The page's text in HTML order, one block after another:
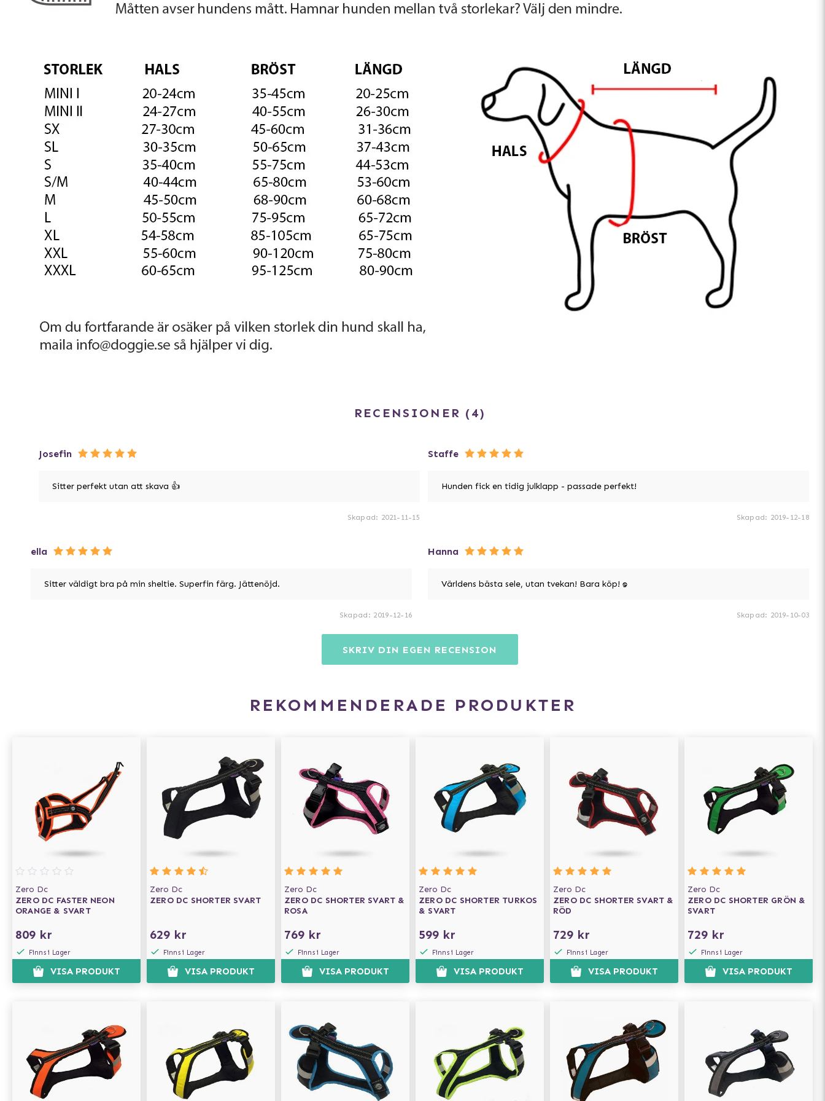
RECENSIONER 4
Josefin
Sitter perfekt utan att skava 👍
Skapad: 2021-11-15
Staffe
Hunden fick en tidig julklapp - passade perfekt!
Skapad: 2019-12-18
ella
Sitter väldigt bra på min sheltie. Superfin färg. Jättenöjd.
Skapad : 2019-12-16
Hanna
Världens bästa sele, utan tvekan! Bara köp! :D
Skapad: 2019-10-03
SKRIV DIN EGEN RECENSION
REKOMMENDERADE PRODUKTER
Zero Dc
ZERO DC FASTER NEON
ORANGE & SVART
809 kr
Finns i Lager
VISA PRODUKT
Zero Dc
ZERO DC SHORTER SVART
629 kr
Finns i Lager
VISA PRODUKT
Zero Dc
ZERO DC SHORTER SVART &
ROSA
769 kr
Finns i Lager
VISA PRODUKT
Zero Dc
ZERO DC SHORTER TURKOS
& SVART
599 kr
Finns i Lager
VISA PRODUKT
Zero Dc
ZERO DC SHORTER SVART &
RÖD
729 kr
Finns i Lager
VISA PRODUKT
Zero Dc
ZERO DC SHORTER GRÖN &
SVART
729 kr
Finns i Lager
VISA PRODUKT